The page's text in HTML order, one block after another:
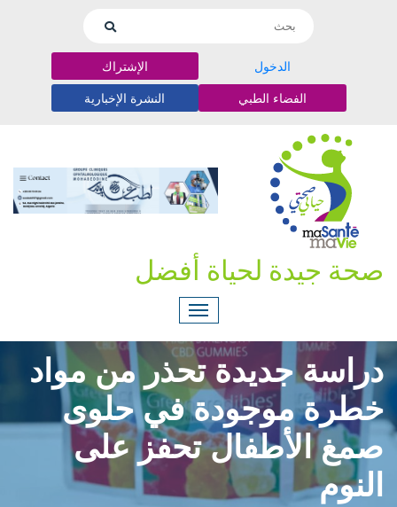
الدخول الإشتراك
الفضاء الطبي النشرة الإخبارية
صحة جيدة لحياة أفضل
دراسة جديدة تحذر من مواد
خطرة موجودة في حلوى
صمغ الأطفال تحفز على
النوم